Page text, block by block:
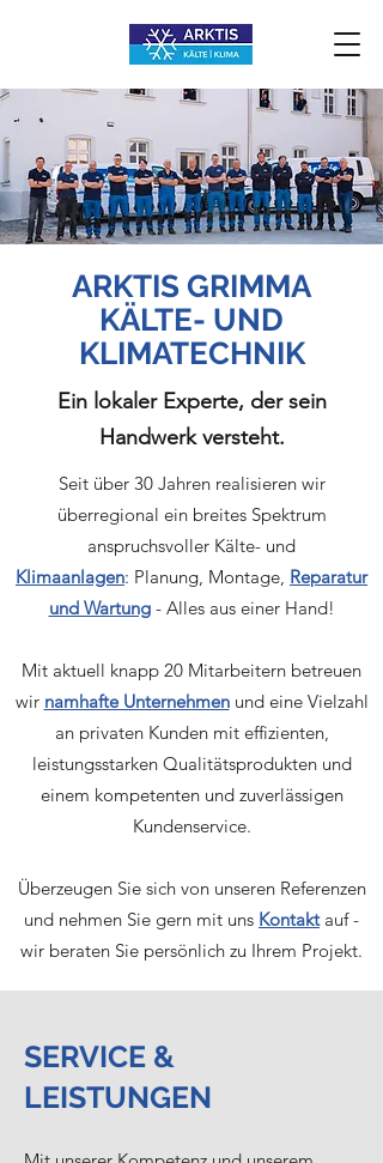
ARKTIS GRIMMA
KÄLTE- UND
KLIMATECHNIK
Ein lokaler Experte, der sein
Handwerk versteht.
Seit über 30 Jahren realisieren wir
überregional ein breites Spektrum
anspruchsvoller Kälte- und
Klimaanlagen: Planung, Montage, Reparatur
und Wartung - Alles aus einer Hand!
Mit aktuell knapp 20 Mitarbeitern betreuen
wir namhafte Unternehmen und eine Vielzahl
an privaten Kunden mit effizienten,
leistungsstarken Qualitätsprodukten und
einem kompetenten und zuverlässigen
Kundenservice.
Überzeugen Sie sich von unseren Referenzen
und nehmen Sie gern mit uns Kontaktauf -
wir beraten Sie persönlich zu Ihrem Projekt.
SERVICE &
LEISTUNGEN